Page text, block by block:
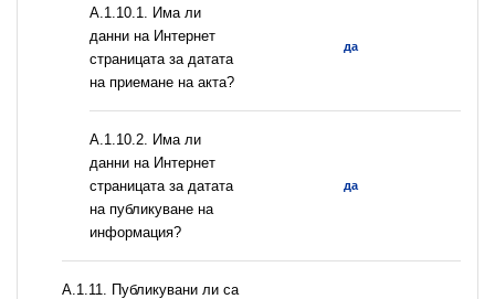
A.1.10.1. Има ли
данни на Интернет
страницата за датата
на приемане на акта?
да
A.1.10.2. Има ли
данни на Интернет
страницата за датата
на публикуване на
информация?
да
А.1.11. Публикувани ли са